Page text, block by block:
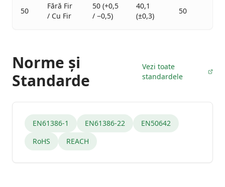
50
Fără Fir
/ Cu Fir
50 (+0,5
/ −0,5)
40,1
(±0,3)
50
Norme și
Standarde
Vezi toate
standardele
EN61386-1 EN61386-22
EN50642
RoHS
REACH